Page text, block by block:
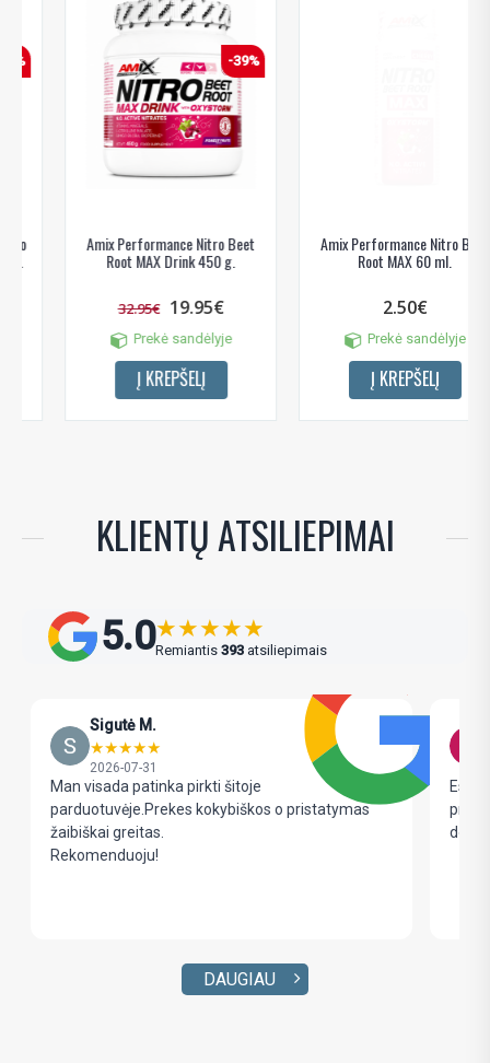
Amix Performance Nitro Beet
Root MAX 60 ml.
2.50€
Prekė sandėlyje
Į KREPŠELĮ
Amix Performance Nitro Beet
Root MAX (20 x 60 ml.)
29.95€
Prekė sandėlyje
Į KREPŠELĮ
KLIENTŲ ATSILIEPIMAI
5.0★★★★★
Remiantis 393 atsiliepimais
Sigutė M.
★★★★★
2026-07-31
Man visada patinka pirkti šitoje
parduotuvėje.Prekes kokybiškos o pristatymas
žaibiškai greitas.
Rekomenduoju!
Esu
DAUGIAU